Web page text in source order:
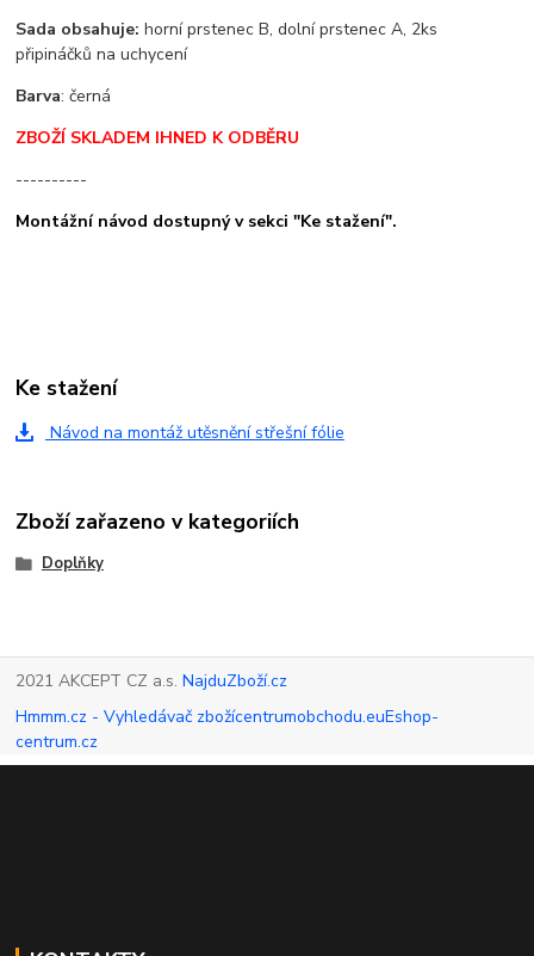
Sada obsahuje: horní prstenec B, dolní prstenec A, 2ks
připináčků na uchycení
Barva: černá
ZBOŽÍ SKLADEM IHNED K ODBĚRU
----------
Montážní návod dostupný v sekci "Ke stažení".
Ke stažení
Návod na montáž utěsnění střešní fólie
Zboží zařazeno v kategoriích
Doplňky
2021 AKCEPT CZ a.s.NajduZboží.cz
Hmmm.cz - Vyhledávač zbožícentrumobchodu.euEshop-
centrum.cz